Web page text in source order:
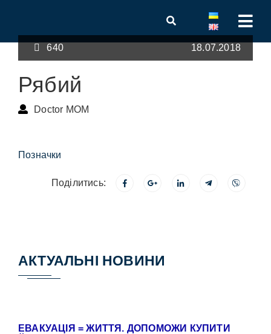
640 18.07.2018
Рябий
Doctor MOM
Позначки
Поділитись:
АКТУАЛЬНІ НОВИНИ
ЕВАКУАЦІЯ = ЖИТТЯ. ДОПОМОЖИ КУПИТИ